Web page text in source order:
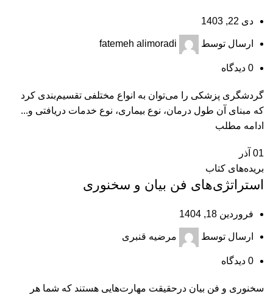
دی 22, 1403
ارسال توسط fatemeh alimoradi
0 دیدگاه
گردشگری پزشکی را می‌توان به انواع مختلفی تقسیم‌بندی کرد
که مبنای آن طول درمان، نوع بیماری، نوع خدمات دریافتی و...
ادامه مطلب
01 آذر
بریده‌های کتاب
استراتژی‌های فن بیان و سخنوری
فروردین 18, 1404
ارسال توسط مرضیه قنبری
0 دیدگاه
سخنوری و فن بیان درحقیقت مهارت‌هایی هستند که شما هر